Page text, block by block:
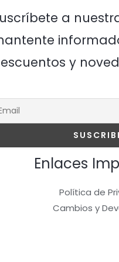
a
y
Enlaces
Política de
Cambios y